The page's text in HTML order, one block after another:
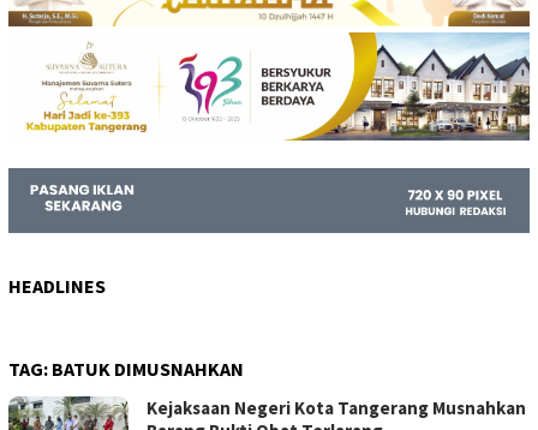
HEADLINES
TAG: BATUK DIMUSNAHKAN
Kejaksaan Negeri Kota Tangerang Musnahkan